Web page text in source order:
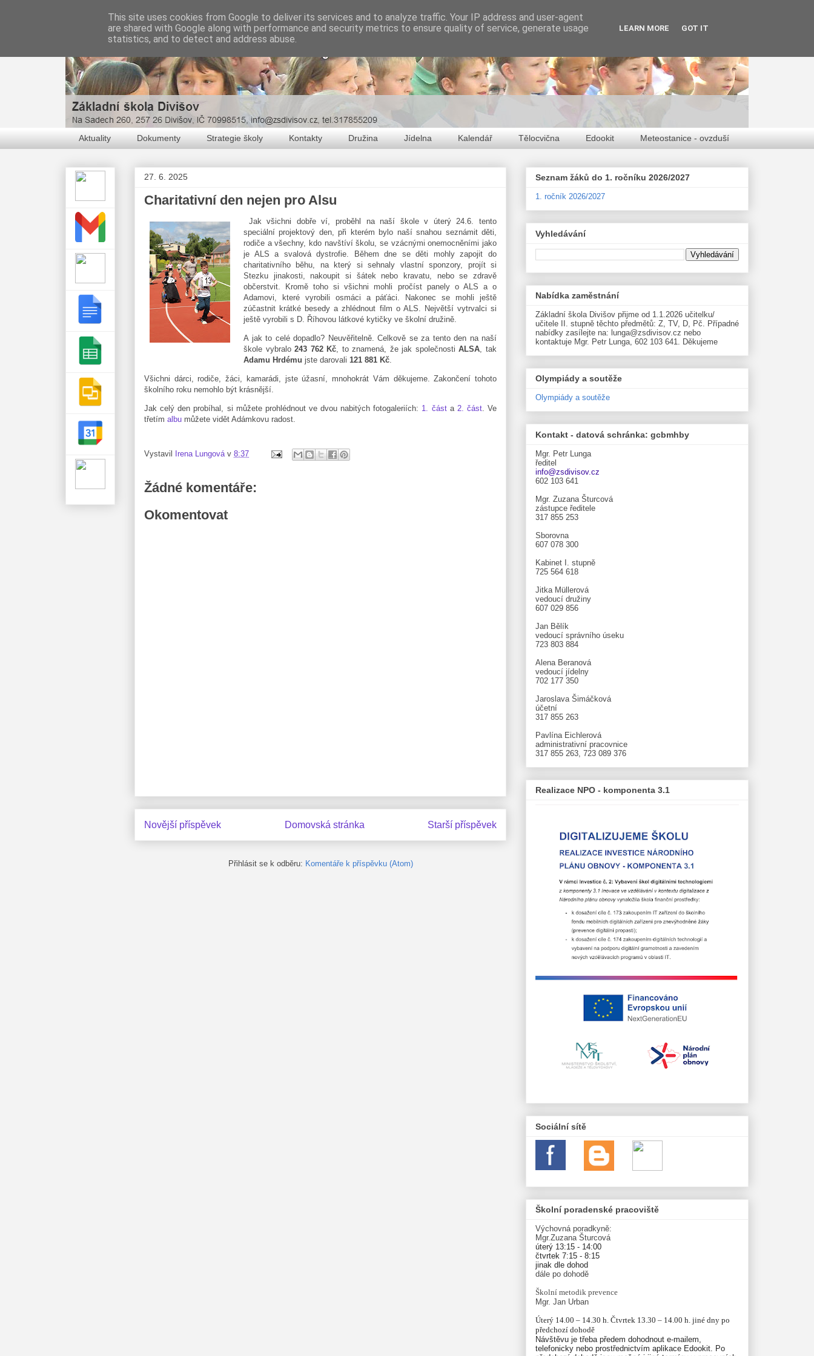
Aktuality Dokumenty Strategie školy Kontakty Družina Jídelna Kalendář Tělocvična Edookit Meteostanice - ovzduší
27. 6. 2025
Charitativní den nejen pro Alsu
Jak všichni dobře ví, proběhl na naší škole v úterý 24.6. tento
speciální projektový den, při kterém bylo naší snahou seznámit děti,
rodiče a všechny, kdo navštíví školu, se vzácnými onemocněními jako
je ALS a svalová dystrofie. Během dne se děti mohly zapojit do
charitativního běhu, na který si sehnaly vlastní sponzory, projít si
Stezku jinakosti, nakoupit si šátek nebo kravatu, nebo se zdravě
občerstvit. Kromě toho si všichni mohli pročíst panely o ALS a o
Adamovi, které vyrobili osmáci a páťáci. Nakonec se mohli ještě
zúčastnit krátké besedy a zhlédnout film o ALS. Největší vytrvalci si
ještě vyrobili s D. Říhovou látkové kytičky ve školní družině.
A jak to celé dopadlo? Neuvěřitelně. Celkově se za tento den na naší
škole vybralo243 762 Kč , to znamená, že jak společnostiALSA , tak
Adamu Hrdému jste darovali 121 881 Kč
Všichni dárci, rodiče, žáci, kamarádi, jste úžasní, mnohokrát Vám děkujeme. Zakončení tohoto
školního roku nemohlo být krásnější.
Jak celý den probíhal, si můžete prohlédnout ve dvou nabitých fotogaleriích: 1. částa 2. část. Ve
třetím albu můžete vidět Adámkovu radost.
Vystavil Irena Lungová v 8:37
Žádné komentáře:
Okomentovat
Novější příspěvek Starší příspěvek
Domovská stránka
Přihlásit se k odběru: Komentáře k příspěvku (Atom)
Seznam žáků do 1. ročníku 2026/2027
1. ročník 2026/2027
Vyhledávání
Nabídka zaměstnání
Základní škola Divišov přijme od 1.1.2026 učitelku/
učitele II. stupně těchto předmětů: Z, TV, D, Pč. Případné
nabídky zasílejte na: lunga@zsdivisov.cz nebo
kontaktuje Mgr. Petr Lunga, 602 103 641. Děkujeme
Olympiády a soutěže
Olympiády a soutěže
Kontakt - datová schránka: gcbmhby
Mgr. Petr Lunga
ředitel
info@zsdivisov.cz
602 103 641
Mgr. Zuzana Šturcová
zástupce ředitele
317 855 253
Sborovna
607 078 300
Kabinet I. stupně
725 564 618
Jitka Müllerová
vedoucí družiny
607 029 856
Jan Bělík
vedoucí správního úseku
723 803 884
Alena Beranová
vedoucí jídelny
702 177 350
Jaroslava Šimáčková
účetní
317 855 263
Pavlína Eichlerová
administrativní pracovnice
317 855 263, 723 089 376
Realizace NPO - komponenta 3.1
Sociální sítě
Školní poradenské pracoviště
Výchovná poradkyně:
Mgr.Zuzana Šturcová
úterý 13:15 - 14:00
čtvrtek 7:15 - 8:15
jinak dle dohod
dále po dohodě
Školní metodik prevence
Mgr. Jan Urban
Úterý 14.00 – 14.30 h. Čtvrtek 13.30 – 14.00 h. jiné dny po
předchozí dohodě
Návštěvu je třeba předem dohodnout e-mailem,
telefonicky nebo prostřednictvím aplikace Edookit. Po
This site uses cookies from Google to deliver its services and to analyze traffic. Your IP address and user-agent
are shared with Google along with performance and security metrics to ensure quality of service, generate usage
statistics, and to detect and address abuse.
LEARN MORE GOT IT